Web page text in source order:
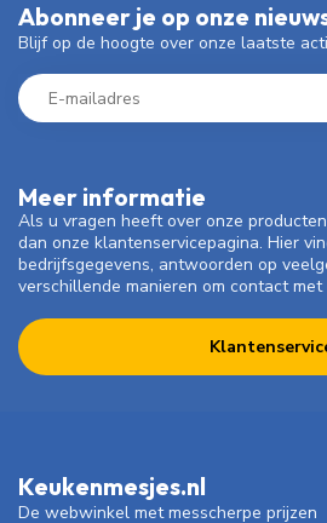
Meer informatie
Als u vragen heeft over onze
dan onze klantenservicepagina. Hier
bedrijfsgegevens, antwoorden op
verschillende manieren om contact met
Abonneer je op onze
Blijf op de hoogte over onze laatste
Keukenmesjes.nl
De webwinkel met messcherpe prijzen